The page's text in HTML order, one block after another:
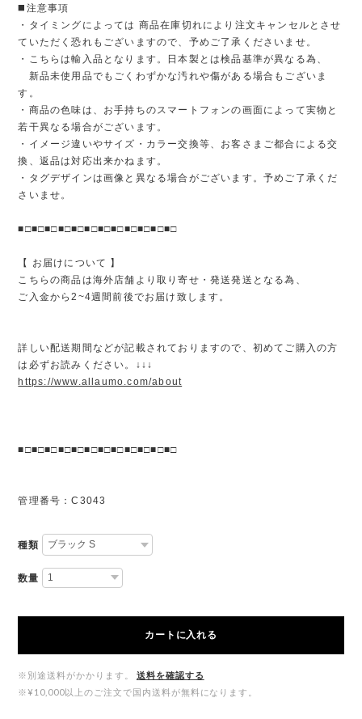
◼️注意事項
・タイミングによっては 商品在庫切れにより注文キャンセルとさせ
ていただく恐れもございますので、予めご了承くださいませ。
・こちらは輸入品となります。日本製とは検品基準が異なる為、
新品未使用品でもごくわずかな汚れや傷がある場合もございま
す。
・商品の色味は、お手持ちのスマートフォンの画面によって実物と
若干異なる場合がございます。
・イメージ違いやサイズ・カラー交換等、お客さまご都合による交
換、返品は対応出来かねます。
・タグデザインは画像と異なる場合がございます。予めご了承くだ
さいませ。
■□■□■□■□■□■□■□■□■□■□■□■□
【 お届けについて 】
こちらの商品は海外店舗より取り寄せ・発送発送となる為、
ご入金から2~4週間前後でお届け致します。
詳しい配送期間などが記載されておりますので、初めてご購入の方
は必ずお読みください。↓↓↓
https://www.allaumo.com/about
■□■□■□■□■□■□■□■□■□■□■□■□
管理番号：C3043
種類
数量
カートに入れる
※別途送料がかかります。
送料を確認する
※¥10,000以上のご注文で国内送料が無料になります。